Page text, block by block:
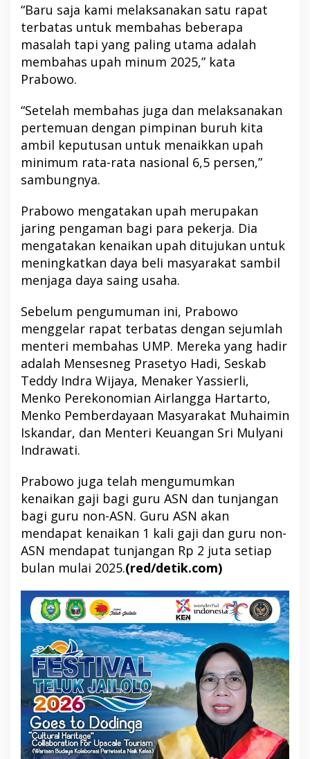
“Baru saja kami melaksanakan satu rapat
terbatas untuk membahas beberapa
masalah tapi yang paling utama adalah
membahas upah minum 2025,” kata
Prabowo.
“Setelah membahas juga dan melaksanakan
pertemuan dengan pimpinan buruh kita
ambil keputusan untuk menaikkan upah
minimum rata-rata nasional 6,5 persen,”
sambungnya.
Prabowo mengatakan upah merupakan
jaring pengaman bagi para pekerja. Dia
mengatakan kenaikan upah ditujukan untuk
meningkatkan daya beli masyarakat sambil
menjaga daya saing usaha.
Sebelum pengumuman ini, Prabowo
menggelar rapat terbatas dengan sejumlah
menteri membahas UMP. Mereka yang hadir
adalah Mensesneg Prasetyo Hadi, Seskab
Teddy Indra Wijaya, Menaker Yassierli,
Menko Perekonomian Airlangga Hartarto,
Menko Pemberdayaan Masyarakat Muhaimin
Iskandar, dan Menteri Keuangan Sri Mulyani
Indrawati.
Prabowo juga telah mengumumkan
kenaikan gaji bagi guru ASN dan tunjangan
bagi guru non-ASN. Guru ASN akan
mendapat kenaikan 1 kali gaji dan guru non-
ASN mendapat tunjangan Rp 2 juta setiap
bulan mulai 2025.(red/detik.com)